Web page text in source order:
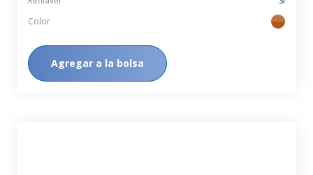
Color
ambar
Agregar a la bolsa